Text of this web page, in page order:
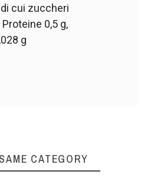
di cui zuccheri
Proteine 0,5 g,
g
CATEGORY